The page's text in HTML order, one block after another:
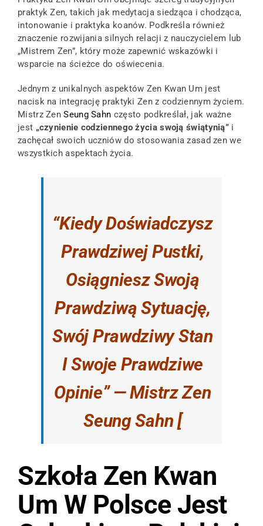
praktyk Zen, takich jak medytacja siedząca i chodząca,
intonowanie i praktyka koanów. Podkreśla również
znaczenie rozwijania silnych relacji z nauczycielem lub
„Mistrem Zen”, który może zapewnić wskazówki i
wsparcie na ścieżce do oświecenia.
Jednym z unikalnych aspektów Zen Kwan Um jest
nacisk na integrację praktyki Zen z codziennym życiem.
Mistrz ZenSeung Sahn często podkreślał, jak ważne
jest „czynienie codziennego życia swoją świątynią” i
zachęcał swoich uczniów do stosowania zasad zen we
wszystkich aspektach życia.
“Kiedy Doświadczysz
Prawdziwej Pustki,
Osiągniesz Swoją
Prawdziwą Sytuację,
Swój Prawdziwy Stan
I Swoje Prawdziwe
Opinie”— Mistrz Zen
Seung Sahn [
Szkoła Zen Kwan
Um W Polsce Jest